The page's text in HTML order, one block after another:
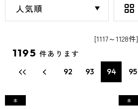
[1117～1128件]
1195 件あります
92 93 94 95